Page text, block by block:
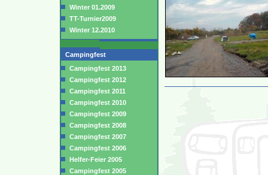
Winter 01.2009
TT-Turnier2009
Winter 12.2010
Campingfest
Campingfest 2013
Campingfest 2012
Campingfest 2011
Campingfest 2010
Campingfest 2009
Campingfest 2008
Campingfest 2007
Campingfest 2006
Helfer-Feier 2005
Campingfest 2005